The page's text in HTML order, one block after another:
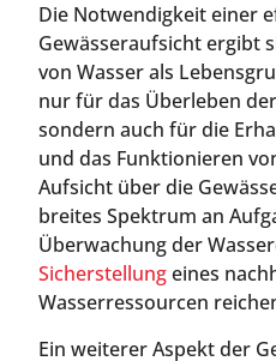
Die Notwendigkeit einer
Gewässeraufsicht ergibt
von Wasser als
nur für das Überleben
sondern auch für die
und das Funktionieren
Aufsicht über die
breites Spektrum an
Überwachung der
Sicherstellungeines
Wasserressourcen
Ein weiterer Aspekt der